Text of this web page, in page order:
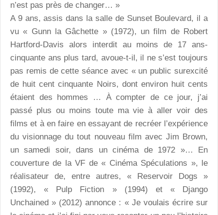
n’est pas près de changer… »
A 9 ans, assis dans la salle de Sunset Boulevard, il a
vu « Gunn la Gâchette » (1972), un film de Robert
Hartford-Davis alors interdit au moins de 17 ans-
cinquante ans plus tard, avoue-t-il, il ne s’est toujours
pas remis de cette séance avec « un public surexcité
de huit cent cinquante Noirs, dont environ huit cents
étaient des hommes … À compter de ce jour, j’ai
passé plus ou moins toute ma vie à aller voir des
films et à en faire en essayant de recréer l’expérience
du visionnage du tout nouveau film avec Jim Brown,
un samedi soir, dans un cinéma de 1972 »… En
couverture de la VF de « Cinéma Spéculations », le
réalisateur de, entre autres, « Reservoir Dogs »
(1992), « Pulp Fiction » (1994) et « Django
Unchained » (2012) annonce : « Je voulais écrire sur